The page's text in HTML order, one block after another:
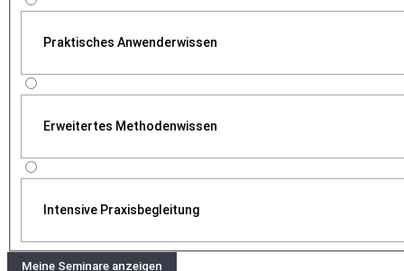
Praktisches Anwenderwissen
Erweitertes Methodenwissen
Intensive Praxisbegleitung
Meine Seminare anzeigen